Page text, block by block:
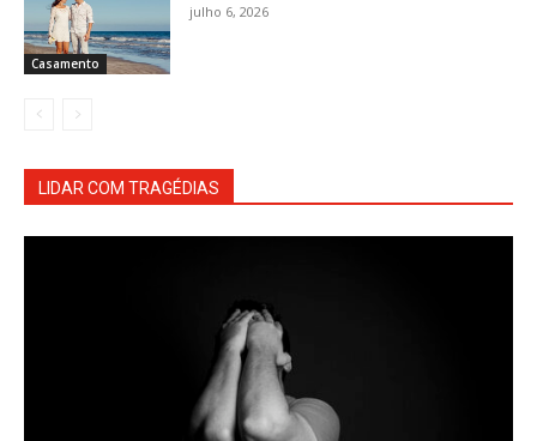
Casamento
julho 6, 2026
LIDAR COM TRAGÉDIAS